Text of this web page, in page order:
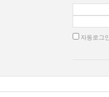
자동로그